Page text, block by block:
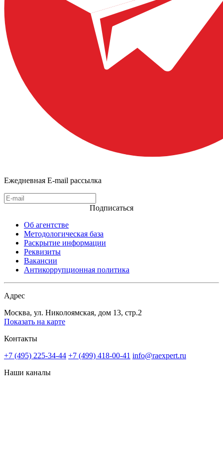
Ежедневная E-mail рассылка
Подписаться
Об агентстве
Методологическая база
Раскрытие информации
Реквизиты
Вакансии
Антикоррупционная политика
Адрес
Москва, ул. Николоямская, дом 13, стр.2
Показать на карте
Контакты
+7 (495) 225-34-44 +7 (499) 418-00-41 info@raexpert.ru
Наши каналы